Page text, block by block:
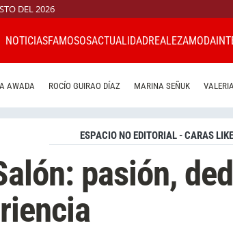
DEL 2026
NOTICIASFAMOSOSACTUALIDADREALEZAMODA
AWADA ROCÍO GUIRAO DÍAZ MARINA SEÑUK
ESPACIO NO EDITORIAL - CARAS LIKE
pasión,